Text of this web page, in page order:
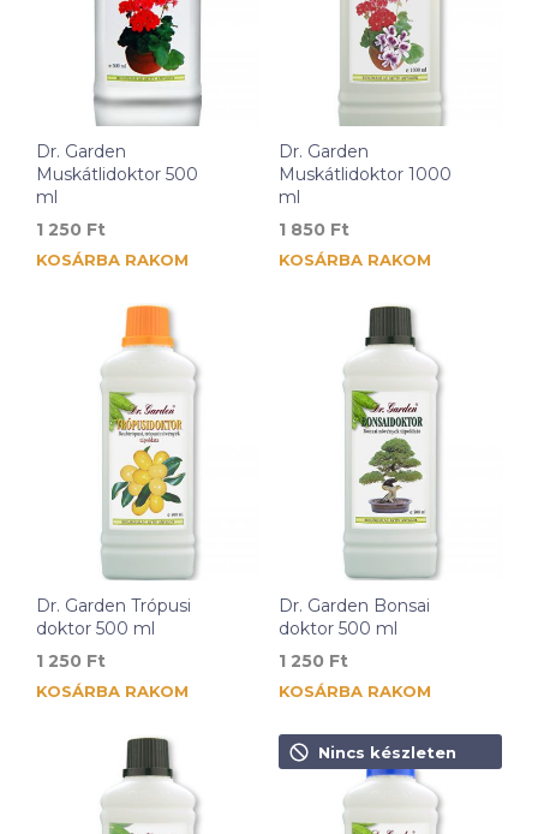
Dr. Garden
Muskátlidoktor 500
ml
1 250 Ft
KOSÁRBA RAKOM
Dr. Garden
Muskátlidoktor 1000
ml
1 850 Ft
KOSÁRBA RAKOM
Dr. Garden Trópusi
doktor 500 ml
1 250 Ft
KOSÁRBA RAKOM
Dr. Garden Bonsai
doktor 500 ml
1 250 Ft
KOSÁRBA RAKOM
Nincs készleten